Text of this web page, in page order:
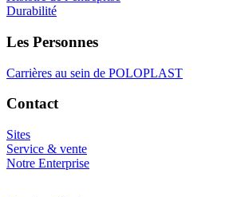
Durabilité
Les Personnes
Carrières au sein de POLOPLAST
Contact
Sites
Service & vente
Notre Enterprise